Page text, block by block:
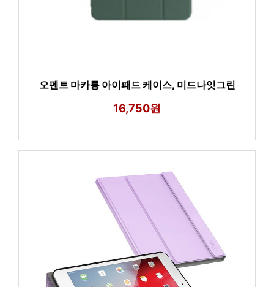
오펜트 마카롱 아이패드 케이스, 미드나잇그린
16,750원